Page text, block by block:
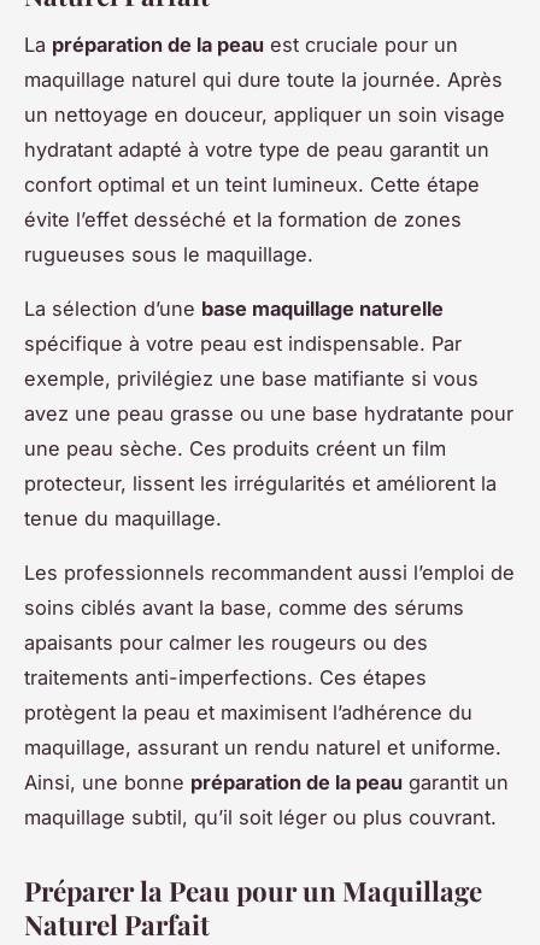
La préparation de la peau est cruciale pour un
maquillage naturel qui dure toute la journée. Après
un nettoyage en douceur, appliquer un soin visage
hydratant adapté à votre type de peau garantit un
confort optimal et un teint lumineux. Cette étape
évite l’effet desséché et la formation de zones
rugueuses sous le maquillage.
La sélection d’une base maquillage naturelle
spécifique à votre peau est indispensable. Par
exemple, privilégiez une base matifiante si vous
avez une peau grasse ou une base hydratante pour
une peau sèche. Ces produits créent un film
protecteur, lissent les irrégularités et améliorent la
tenue du maquillage.
Les professionnels recommandent aussi l’emploi de
soins ciblés avant la base, comme des sérums
apaisants pour calmer les rougeurs ou des
traitements anti-imperfections. Ces étapes
protègent la peau et maximisent l’adhérence du
maquillage, assurant un rendu naturel et uniforme.
Ainsi, une bonne préparation de la peau garantit un
maquillage subtil, qu’il soit léger ou plus couvrant.
Préparer la Peau pour un Maquillage
Naturel Parfait